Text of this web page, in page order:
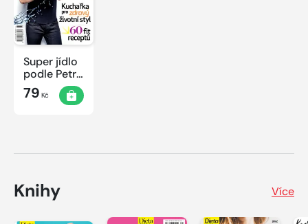
Super jídlo
podle Petra
Havlíčka
79 Kč
Knihy Více